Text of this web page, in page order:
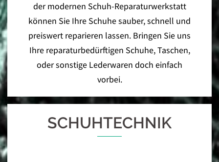
der modernen Schuh-Reparaturwerkstatt
können Sie Ihre Schuhe sauber, schnell und
preiswert reparieren lassen. Bringen Sie uns
Ihre reparaturbedürftigen Schuhe, Taschen,
oder sonstige Lederwaren doch einfach
vorbei.
SCHUHTECHNIK